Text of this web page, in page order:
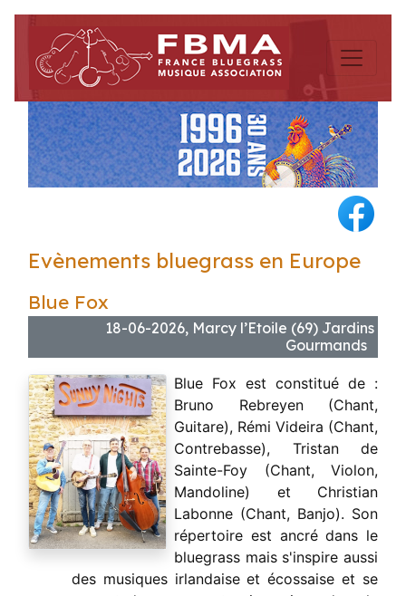
Evènements bluegrass en Europe
Blue Fox
18-06-2026, Marcy l’Etoile (69) Jardins
Gourmands
Blue Fox est constitué de :
Bruno Rebreyen (Chant,
Guitare), Rémi Videira (Chant,
Contrebasse), Tristan de
Sainte-Foy (Chant, Violon,
Mandoline) et Christian
Labonne (Chant, Banjo). Son
répertoire est ancré dans le
bluegrass mais s'inspire aussi
des musiques irlandaise et écossaise et se